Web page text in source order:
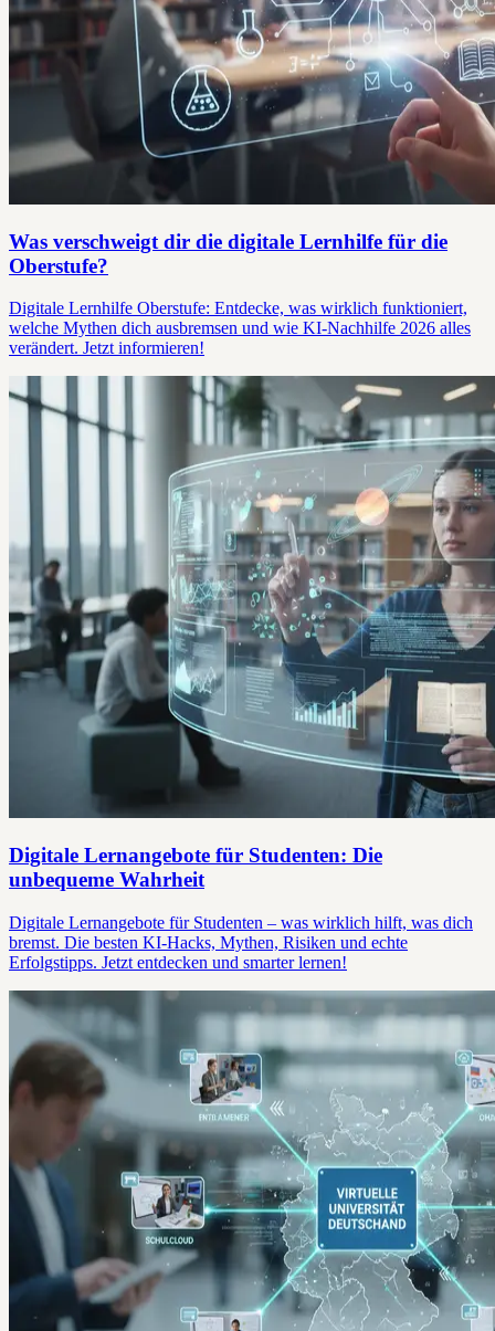
Was verschweigt dir die digitale Lernhilfe für die
Oberstufe?
Digitale Lernhilfe Oberstufe: Entdecke, was wirklich funktioniert,
welche Mythen dich ausbremsen und wie KI-Nachhilfe 2026 alles
verändert. Jetzt informieren!
Digitale Lernangebote für Studenten: Die
unbequeme Wahrheit
Digitale Lernangebote für Studenten – was wirklich hilft, was dich
bremst. Die besten KI-Hacks, Mythen, Risiken und echte
Erfolgstipps. Jetzt entdecken und smarter lernen!